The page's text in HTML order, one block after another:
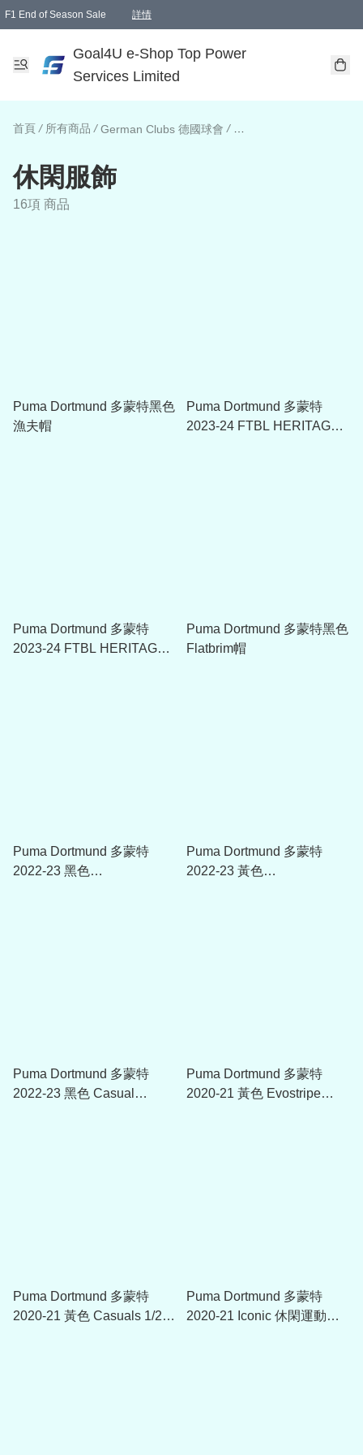
F1 End of Season Sale 詳情
Goal4U e-Shop Top Power
Services Limited
首頁 / 所有商品 / German Clubs 德國球會 /
休閑服飾
16項 商品
Puma Dortmund 多蒙特黑色
漁夫帽
Puma Dortmund 多蒙特
2023-24 FTBL HERITAGE
Puma Dortmund 多蒙特
2023-24 FTBL HERITAGE
Puma Dortmund 多蒙特黑色
Flatbrim帽
Puma Dortmund 多蒙特
2022-23 黑色
Puma Dortmund 多蒙特
2022-23 黃色
Puma Dortmund 多蒙特
2022-23 黑色 Casual
Puma Dortmund 多蒙特
2020-21 黃色 Evostripe
Puma Dortmund 多蒙特
2020-21 黃色 Casuals 1/2
Puma Dortmund 多蒙特
2020-21 Iconic 休閑運動外